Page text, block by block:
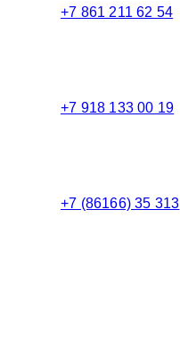
+7 861 211 62 54
+7 918 133 00 19
+7 (86166) 35 313